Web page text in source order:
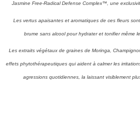
Jasmine Free-Radical Defense Complex™, une
Les vertus apaisantes et aromatiques de ces fleurs
brume sans alcool pour hydrater et tonifier même
Les extraits végétaux de graines de Moringa,
effets phytothérapeutiques qui aident à calmer les
agressions quotidiennes, la laissant visiblement